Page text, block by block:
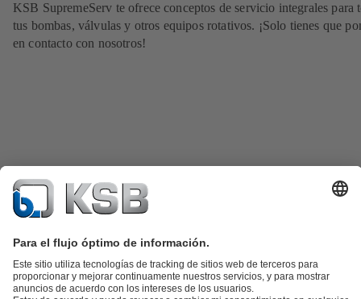
KSB SupremeServ te ofrece conceptos de servicio integrales para
tus bombas, válvulas y otros equipos rotativos. ¡Solo tienes que
en contacto con nosotros!